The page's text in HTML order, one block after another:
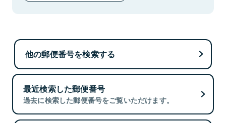
他の郵便番号を検索する
最近検索した郵便番号
過去に検索した郵便番号をご覧いただけます。